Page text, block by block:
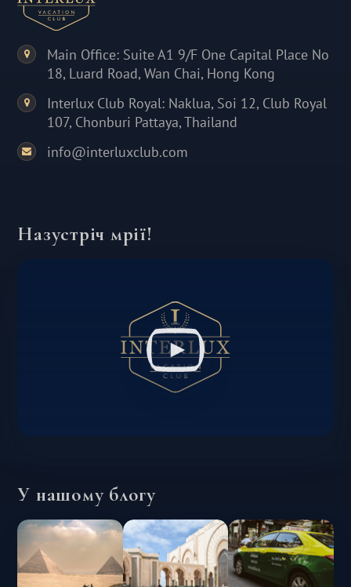
Main Office: Suite A1 9/F One Capital Place No
18, Luard Road, Wan Chai, Hong Kong
Interlux Club Royal: Naklua, Soi 12, Club Royal
107, Chonburi Pattaya, Thailand
info@interluxclub.com
Назустріч мрії!
У нашому блогу